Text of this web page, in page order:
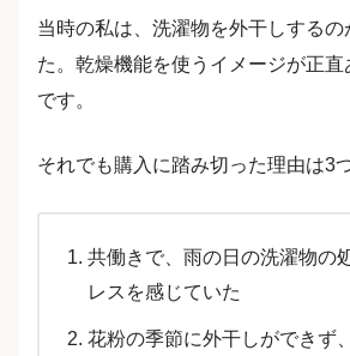
当時の私は、洗濯物を外干しするの
た。乾燥機能を使うイメージが正
です。
それでも購入に踏み切った理由は3
共働きで、雨の日の洗濯物の
レスを感じていた
花粉の季節に外干しができず